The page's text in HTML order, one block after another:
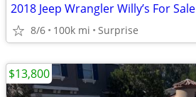
2018 Jeep Wrangler Willy’s For Sale
8/6 100k mi Surprise
$13,800